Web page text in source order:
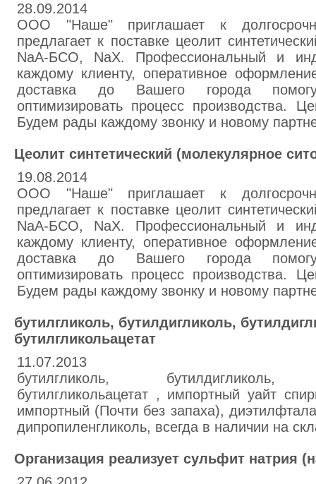
28.09.2014
ООО "Наше" приглашает к
предлагает к поставке цеолит
NaA-БСО, NaX. Профессиональный и
каждому клиенту, оперативное
доставка до Вашего города
оптимизировать процесс производства.
Будем рады каждому звонку и новому
Цеолит синтетический (молекулярное
19.08.2014
ООО "Наше" приглашает к
предлагает к поставке цеолит
NaA-БСО, NaX. Профессиональный и
каждому клиенту, оперативное
доставка до Вашего города
оптимизировать процесс производства.
Будем рады каждому звонку и новому
бутилгликоль, бутилдигликоль,
бутилгликольацетат
11.07.2013
бутилгликоль, бутилдигликоль,
бутилгликольацетат , импортный уайт
импортный (Почти без запаха),
дипропиленгликоль, всегда в наличии на
Организация реализует сульфит натрия